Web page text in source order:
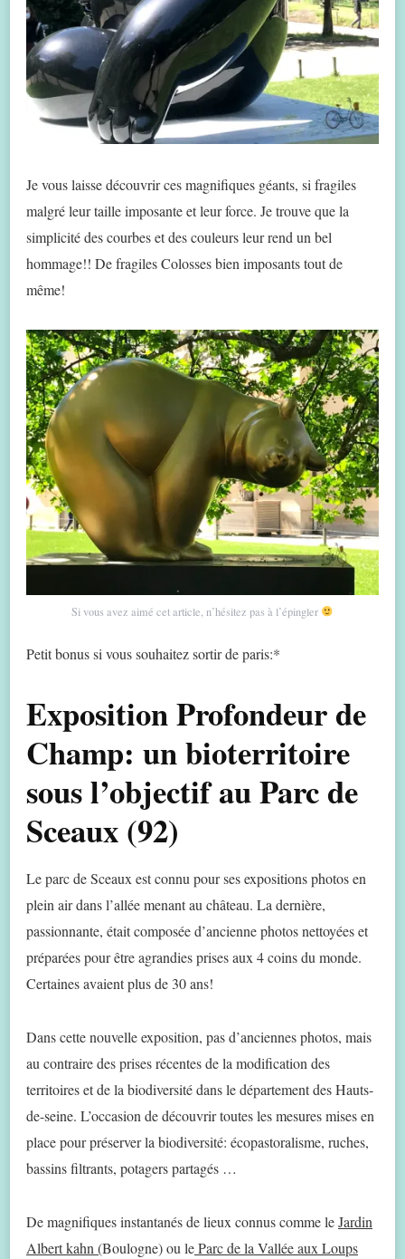
Je vous laisse découvrir ces magnifiques géants, si fragiles
malgré leur taille imposante et leur force. Je trouve que la
simplicité des courbes et des couleurs leur rend un bel
hommage!! De fragiles Colosses bien imposants tout de
même!
Si vous avez aimé cet article, n’hésitez pas à l’épingler
Petit bonus si vous souhaitez sortir de paris:*
Exposition Profondeur de
Champ: un bioterritoire
sous l’objectif au Parc de
Sceaux (92)
Le parc de Sceaux est connu pour ses expositions photos en
plein air dans l’allée menant au château. La dernière,
passionnante, était composée d’ancienne photos nettoyées et
préparées pour être agrandies prises aux 4 coins du monde.
Certaines avaient plus de 30 ans!
Dans cette nouvelle exposition, pas d’anciennes photos, mais
au contraire des prises récentes de la modification des
territoires et de la biodiversité dans le département des Hauts-
de-seine. L’occasion de découvrir toutes les mesures mises en
place pour préserver la biodiversité: écopastoralisme, ruches,
bassins filtrants, potagers partagés …
De magnifiques instantanés de lieux connus comme leJardin
Albert kahn (Boulogne) ou leParc de la Vallée aux Loups